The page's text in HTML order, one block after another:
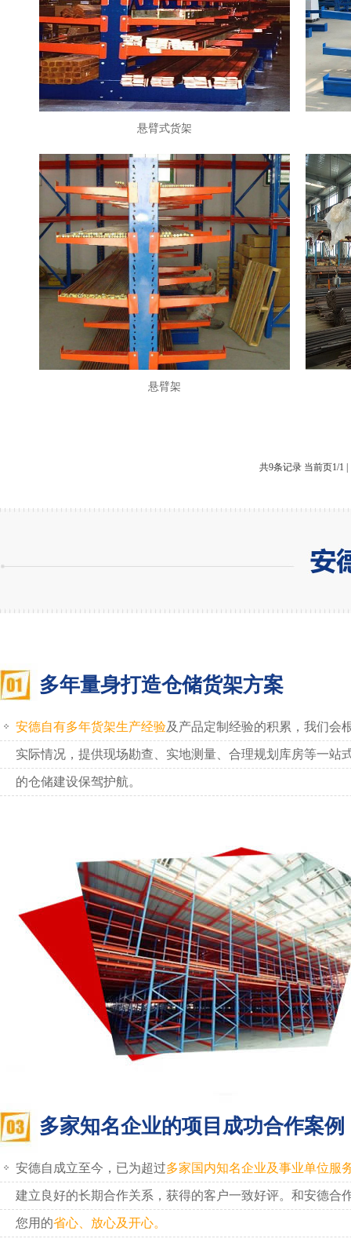
悬臂式货架
悬臂架
共9条记录 当前页1/1
多年量身打造仓储货架方案
安德自有多年货架生产经验及产品定制经验的积累，我们会
实际情况，提供现场勘查、实地测量、合理规划库房等一站
的仓储建设保驾护航。
多家知名企业的项目成功合作案例
安德自成立至今，已为超过多家国内知名企业及事业单位服
建立良好的长期合作关系，获得的客户一致好评。和安德合
您用的省心、放心及开心。